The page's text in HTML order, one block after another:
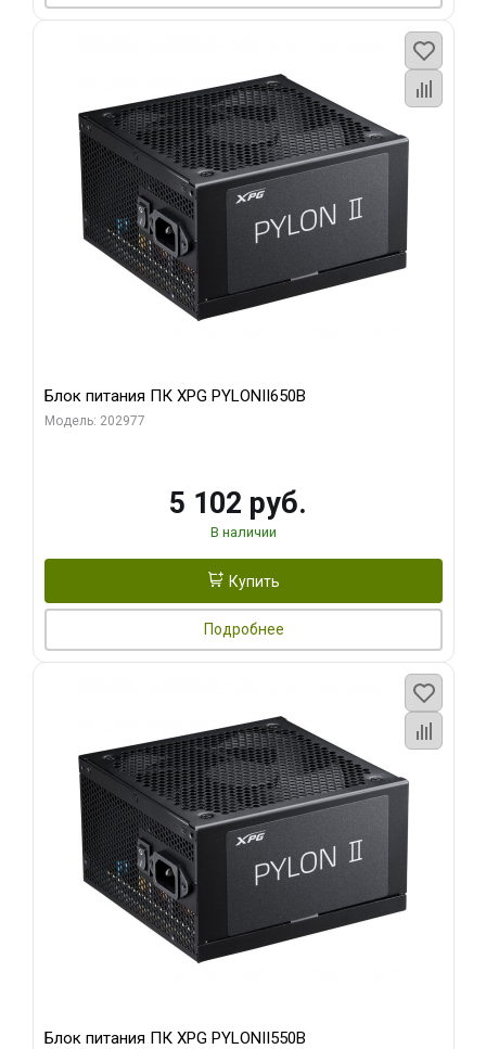
Блок питания ПК XPG PYLONII650B
Модель: 202977
5 102 руб.
В наличии
Купить
Подробнее
Блок питания ПК XPG PYLONII550B